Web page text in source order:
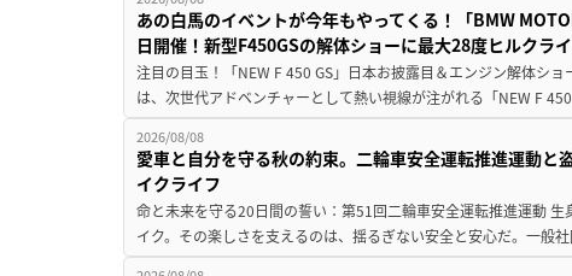
あの白馬のイベントが今年もやってくる！「BMW
日開催！新型F450GSの解体ショーに最大28度ヒルクラ
注目の目玉！「NEW F 450 GS」日本お披露目＆エンジン解体シ
は、次世代アドベンチャーとして熱い視線が注がれる「NEW F
2026/08/08
愛車と自分を守る秋の約束。二輪車安全運転推進運動と
イクライフ
命と未来を守る20日間の誓い：第51回二輪車安全運転推進運動
イク。その楽しさを支えるのは、揺るぎない安全と安心だ。一般